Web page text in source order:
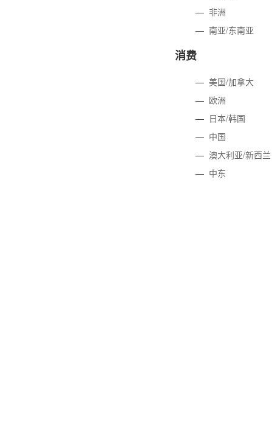
—非洲
—南亚/东南亚
消费
—美国/加拿大
— 欧洲
— 日本/韩国
— 中国
— 澳大利亚/新西兰
— 中东